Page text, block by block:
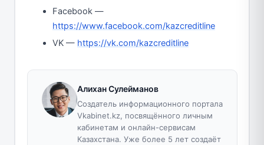
Facebook —
https://www.facebook.com/kazcreditline
VK — https://vk.com/kazcreditline
Алихан Сулейманов
Создатель информационного портала
Vkabinet.kz, посвящённого личным
кабинетам и онлайн-сервисам
Казахстана. Уже более 5 лет создаёт